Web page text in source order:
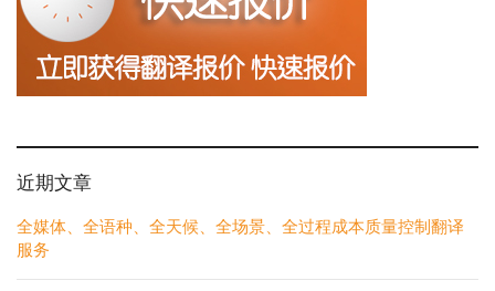
近期文章
全媒体、全语种、全天候、全场景、全过程成本质量控制翻译
服务